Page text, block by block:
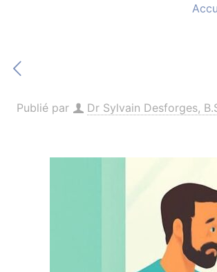
Publié par Dr Sylvain Desforges,